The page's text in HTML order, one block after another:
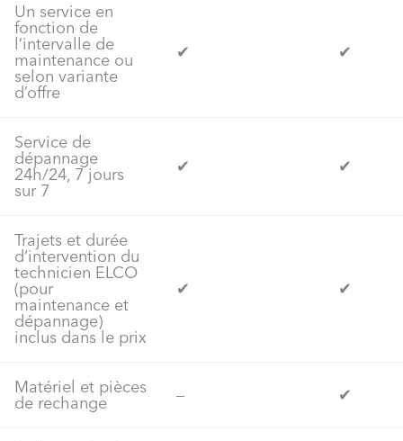
Un service en
fonction de
l’intervalle de
maintenance ou
selon variante
d’offre
✔ ✔
Service de
dépannage
24h/24, 7 jours
sur 7
✔ ✔
Trajets et durée
d’intervention du
technicien ELCO
(pour
maintenance et
dépannage)
inclus dans le prix
✔ ✔
Matériel et pièces
de rechange ‒ ✔